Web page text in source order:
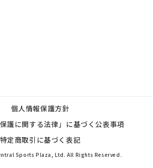
個人情報保護方針
保護に関する法律」に基づく公表事項
特定商取引に基づく表記
Sports Plaza, Ltd. All Rights Reserved.